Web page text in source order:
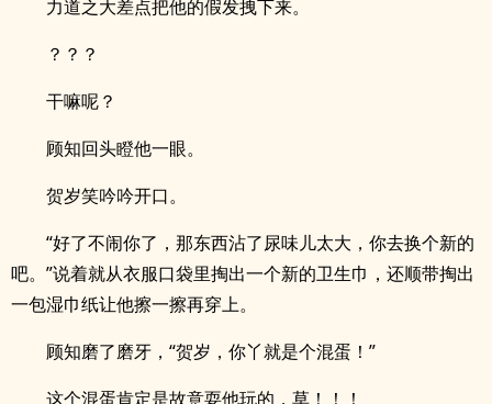
力道之大差点把他的假发拽下来。
？？？
干嘛呢？
顾知回头瞪他一眼。
贺岁笑吟吟开口。
“好了不闹你了，那东西沾了尿味儿太大，你去换个新的
吧。”说着就从衣服口袋里掏出一个新的卫生巾，还顺带掏出
一包湿巾纸让他擦一擦再穿上。
顾知磨了磨牙，“贺岁，你丫就是个混蛋！”
这个混蛋肯定是故意耍他玩的，草！！！